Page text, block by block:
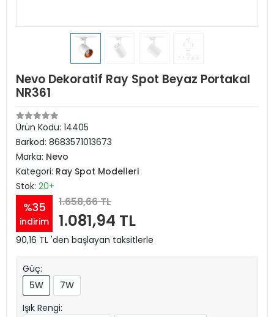
Nevo Dekoratif Ray Spot Beyaz Portakal
NR361
Ürün Kodu: 14405
Barkod: 8683571013673
Marka: Nevo
Kategori: Ray Spot Modelleri
Stok: 20+
%35
indirim
1.658,66 TL
1.081,94 TL
90,16 TL 'den başlayan taksitlerle
Güç:
5W
7W
Işık Rengi: